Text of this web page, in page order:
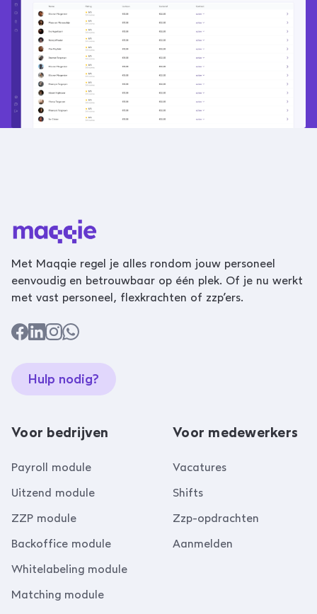
Met Maqqie regel je alles rondom jouw personeel
eenvoudig en betrouwbaar op één plek. Of je nu werkt
met vast personeel, flexkrachten of zzp’ers.
Hulp nodig?
Voor bedrijven
Payroll module
Uitzend module
ZZP module
Backoffice module
Whitelabeling module
Matching module
Voor medewerkers
Vacatures
Shifts
Zzp-opdrachten
Aanmelden